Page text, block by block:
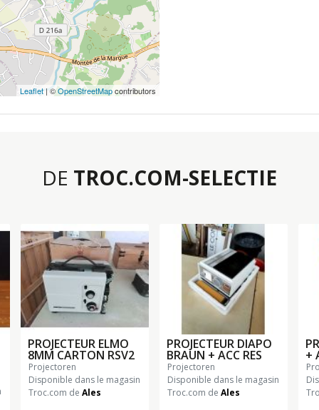
Leaflet | ©OpenStreetMapcontributors
DE TROC.COM-SELECTIE
PROJECTEUR ELMO
8MM CARTON RSV2
projectoren
Disponible dans le magasin
Troc.com de Ales
PROJECTEUR DIAPO
BRAUN + ACC RES
projectoren
Disponible dans le magasin
Troc.com de Ales
+